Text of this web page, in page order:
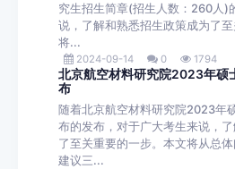
究生招生简章(招生人数：260人)
说，了解和熟悉招生政策成为了
将...
2024-09-14 0 1794
北京航空材料研究院2023年硕
布
随着北京航空材料研究院2023年
布的发布，对于广大考生来说，
了至关重要的一步。本文将从总
建议三...